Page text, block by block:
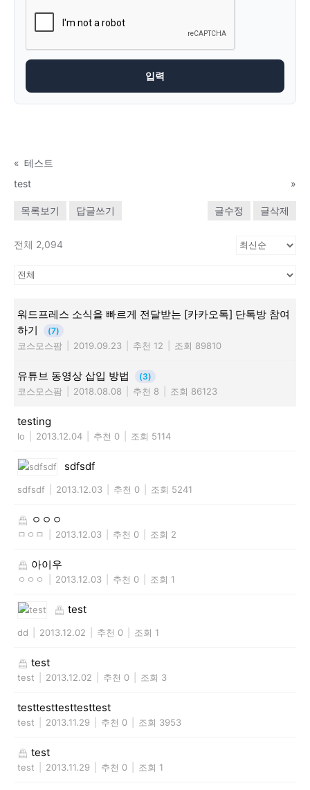
« 테스트
test
»
목록보기 답글쓰기 글수정 글삭제
전체 2,094
워드프레스 소식을 빠르게 전달받는 [카카오톡] 단톡방 참여
하기
(7)
코스모스팜 2019.09.23 추천 12 조회 89810
유튜브 동영상 삽입 방법 (3)
코스모스팜 2018.08.08 추천 8 조회 86123
testing
lo 2013.12.04 추천 0 조회 5114
sdfsdf
sdfsdf 2013.12.03 추천 0 조회 5241
ㅇㅇㅇ
ㅁㅇㅁ 2013.12.03 추천 0 조회 2
아이우
ㅇㅇㅇ 2013.12.03 추천 0 조회 1
test
dd 2013.12.02 추천 0 조회 1
test
test 2013.12.02 추천 0 조회 3
testtesttesttesttest
test 2013.11.29 추천 0 조회 3953
test
test 2013.11.29 추천 0 조회 1